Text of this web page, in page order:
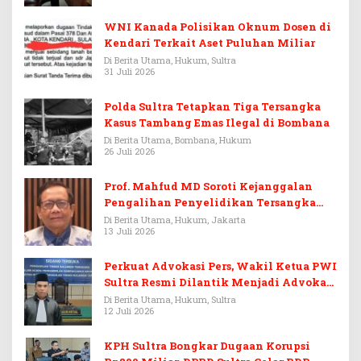
WNI Kanada Polisikan Oknum Dosen di
Kendari Terkait Aset Puluhan Miliar
Di Berita Utama, Hukum, Sultra
31 Juli 2026
Polda Sultra Tetapkan Tiga Tersangka
Kasus Tambang Emas Ilegal di Bombana
Di Berita Utama, Bombana, Hukum
26 Juli 2026
Prof. Mahfud MD Soroti Kejanggalan
Pengalihan Penyelidikan Tersangka
Febrie Adriansyah
Di Berita Utama, Hukum, Jakarta
13 Juli 2026
Perkuat Advokasi Pers, Wakil Ketua PWI
Sultra Resmi Dilantik Menjadi Advokat
PERADI
Di Berita Utama, Hukum, Sultra
12 Juli 2026
KPH Sultra Bongkar Dugaan Korupsi